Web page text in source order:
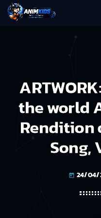
the world
Song,
today 24/04/